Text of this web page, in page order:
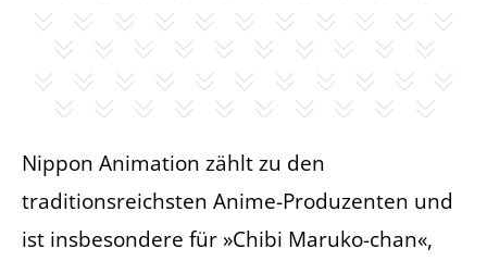
Nippon Animation zählt zu den
traditionsreichsten Anime-Produzenten und
ist insbesondere für »Chibi Maruko-chan«,